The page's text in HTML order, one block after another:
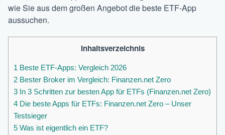
wie Sie aus dem großen Angebot die beste ETF-App
aussuchen.
Inhaltsverzeichnis
1 Beste ETF-Apps: Vergleich 2026
2 Bester Broker im Vergleich: Finanzen.net Zero
3 In 3 Schritten zur besten App für ETFs (Finanzen.net Zero)
4 Die beste Apps für ETFs: Finanzen.net Zero – Unser
Testsieger
5 Was ist eigentlich ein ETF?